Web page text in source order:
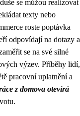
se můžou realizovat
texty nebo
roste poptávka
odpovídají na dotazy a
se na své silné
výzev. Příběhy lidí,
pracovní uplatnění a
z domova otevírá